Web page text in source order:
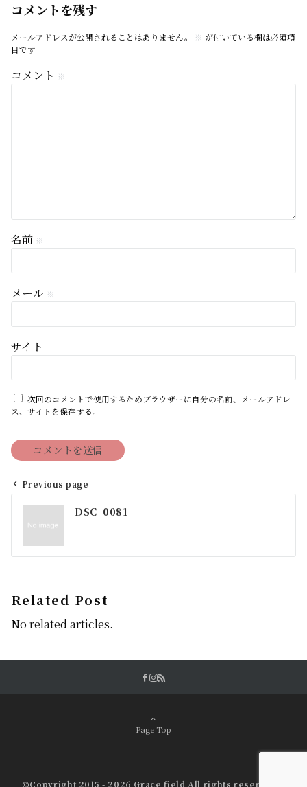
コメントを残す
メールアドレスが公開されることはありません。 ※ が付いている欄は必須項
目です
コメント ※
名前 ※
メール ※
サイト
次回のコメントで使用するためブラウザーに自分の名前、メールアドレ
ス、サイトを保存する。
投
ナ
ゲ
ー
Previous page
DSC_0081
Related Post
No related articles.
Page Top
©Copyright 2015 - 2026 Grace field All rights reserved.